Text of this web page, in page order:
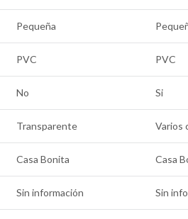
Pequeña
PVC PVC
No Si
Transparente Varios
Casa Bonita Casa
Sin información Sin